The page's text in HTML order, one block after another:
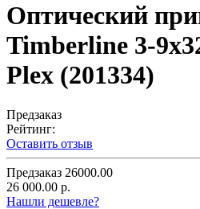
Оптический
Timberline 3-
Plex (201334)
Предзаказ
Рейтинг:
Оставить отзыв
Предзаказ 26000.00
26 000.00 р.
Нашли дешевле?